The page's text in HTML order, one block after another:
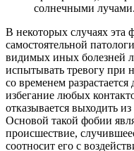
солнечными лучами.
В некоторых случаях эта
самостоятельной
видимых иных болезней
испытывать тревогу при
со временем
избегание любых
отказывается выходить
Основой такой фобии
происшествие,
соотносит его с